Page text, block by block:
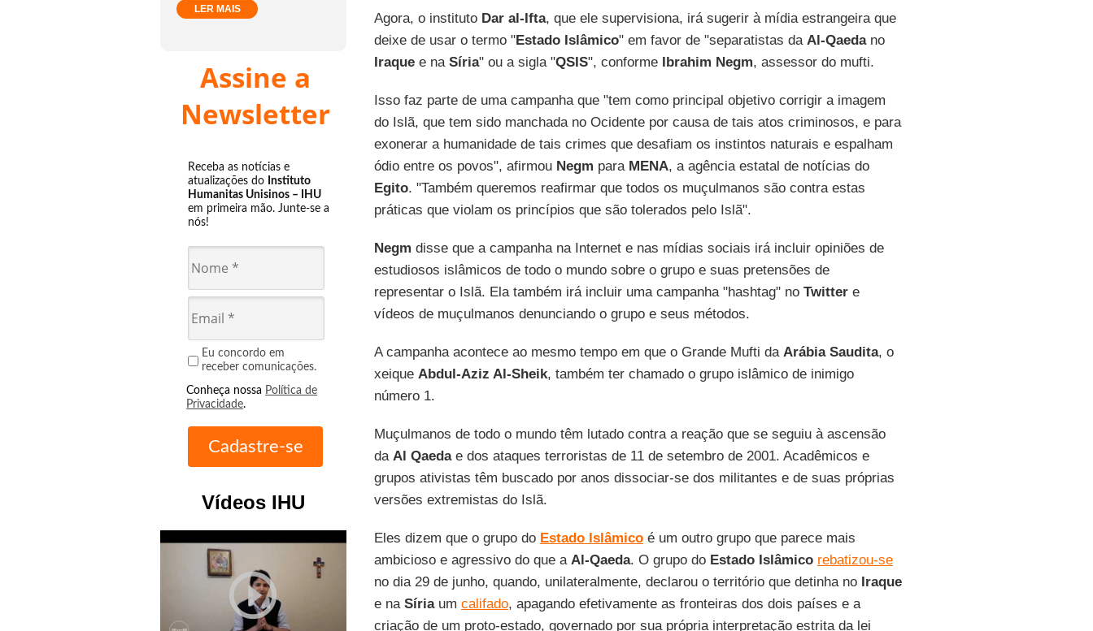
LER MAIS
Assine a
Newsletter
Receba as notícias e
atualizações do Instituto
Humanitas Unisinos – IHU
em primeira mão. Junte-se a
nós!
Eu concordo em
receber comunicações.
Conheça nossa Política de
Privacidade.
Vídeos IHU
play_circle_outline
Agora, o instituto Dar al-Ifta, que ele supervisiona, irá sugerir à mídia estrangeira que
deixe de usar o termo "Estado Islâmico" em favor de "separatistas da Al-Qaedano
Iraquee na Síria" ou a sigla "QSIS", conforme Ibrahim Negm, assessor do mufti.
Isso faz parte de uma campanha que "tem como principal objetivo corrigir a imagem
do Islã, que tem sido manchada no Ocidente por causa de tais atos criminosos, e para
exonerar a humanidade de tais crimes que desafiam os instintos naturais e espalham
ódio entre os povos", afirmou Negm para MENA, a agência estatal de notícias do
Egito. "Também queremos reafirmar que todos os muçulmanos são contra estas
práticas que violam os princípios que são tolerados pelo Islã".
Negm disse que a campanha na Internet e nas mídias sociais irá incluir opiniões de
estudiosos islâmicos de todo o mundo sobre o grupo e suas pretensões de
representar o Islã. Ela também irá incluir uma campanha "hashtag" no Twittere
vídeos de muçulmanos denunciando o grupo e seus métodos.
A campanha acontece ao mesmo tempo em que o Grande Mufti da Arábia Saudita, o
xeique Abdul-Aziz Al-Sheik, também ter chamado o grupo islâmico de inimigo
número 1.
Muçulmanos de todo o mundo têm lutado contra a reação que se seguiu à ascensão
da Al Qaedae dos ataques terroristas de 11 de setembro de 2001. Acadêmicos e
grupos ativistas têm buscado por anos dissociar-se dos militantes e de suas próprias
versões extremistas do Islã.
Eles dizem que o grupo do Estado Islâmicoé um outro grupo que parece mais
ambicioso e agressivo do que a Al-Qaeda. O grupo do Estado Islâmico rebatizou-se
no dia 29 de junho, quando, unilateralmente, declarou o território que detinha no Iraque
e na Síriaum califado, apagando efetivamente as fronteiras dos dois países e a
criação de um proto-estado, governado por sua própria interpretação estrita da lei